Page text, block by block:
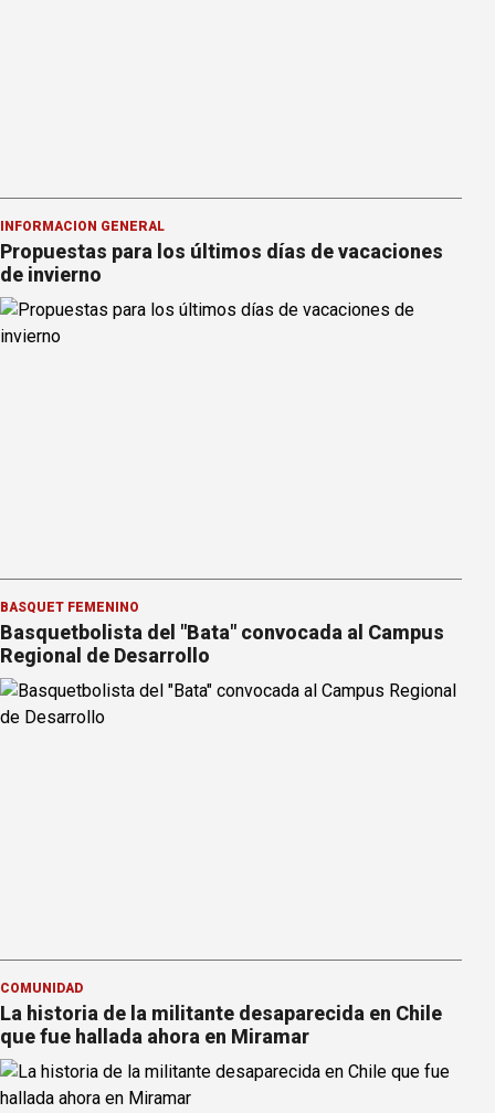
INFORMACION GENERAL
Propuestas para los últimos días de vacaciones
de invierno
BÁSQUET FEMENINO
Basquetbolista del "Bata" convocada al Campus
Regional de Desarrollo
COMUNIDAD
La historia de la militante desaparecida en Chile
que fue hallada ahora en Miramar